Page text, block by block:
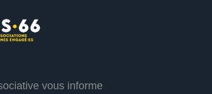
vous informe